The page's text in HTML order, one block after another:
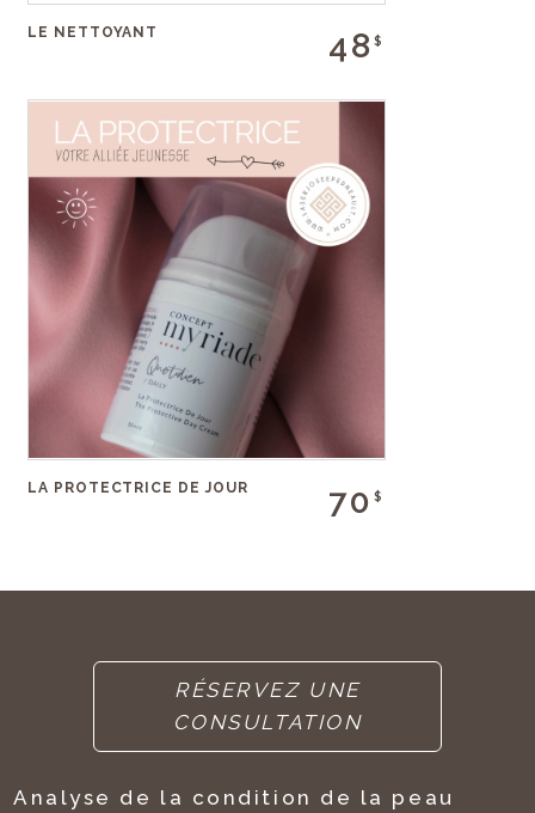
LE NETTOYANT 48$
LA PROTECTRICE DE JOUR 70$
RÉSERVEZ UNE
CONSULTATION
Analyse de la condition de la peau